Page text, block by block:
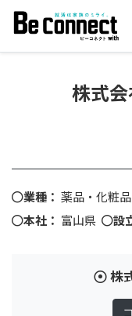
株式
業種： 薬品・化粧品
本社： 富山県 設
株